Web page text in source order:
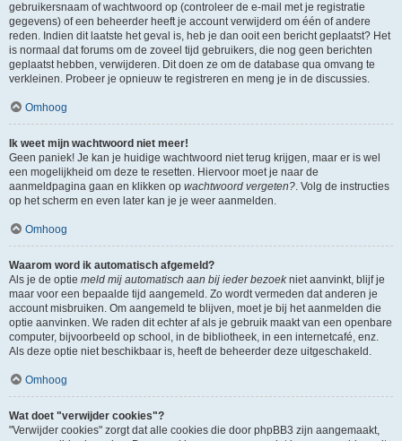
gebruikersnaam of wachtwoord op (controleer de e-mail met je registratie
gegevens) of een beheerder heeft je account verwijderd om één of andere
reden. Indien dit laatste het geval is, heb je dan ooit een bericht geplaatst? Het
is normaal dat forums om de zoveel tijd gebruikers, die nog geen berichten
geplaatst hebben, verwijderen. Dit doen ze om de database qua omvang te
verkleinen. Probeer je opnieuw te registreren en meng je in de discussies.
Omhoog
Ik weet mijn wachtwoord niet meer!
Geen paniek! Je kan je huidige wachtwoord niet terug krijgen, maar er is wel
een mogelijkheid om deze te resetten. Hiervoor moet je naar de
aanmeldpagina gaan en klikken op wachtwoord vergeten?. Volg de instructies
op het scherm en even later kan je je weer aanmelden.
Omhoog
Waarom word ik automatisch afgemeld?
Als je de optie meld mij automatisch aan bij ieder bezoekniet aanvinkt, blijf je
maar voor een bepaalde tijd aangemeld. Zo wordt vermeden dat anderen je
account misbruiken. Om aangemeld te blijven, moet je bij het aanmelden die
optie aanvinken. We raden dit echter af als je gebruik maakt van een openbare
computer, bijvoorbeeld op school, in de bibliotheek, in een internetcafé, enz.
Als deze optie niet beschikbaar is, heeft de beheerder deze uitgeschakeld.
Omhoog
Wat doet "verwijder cookies"?
"Verwijder cookies" zorgt dat alle cookies die door phpBB3 zijn aangemaakt,